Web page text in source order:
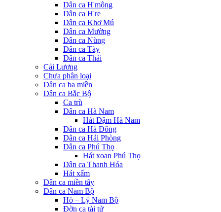
Dân ca H'mông
Dân ca H're
Dân ca Khơ Mú
Dân ca Mường
Dân ca Nùng
Dân ca Tày
Dân ca Thái
Cải Lương
Chưa phân loại
Dân ca ba miền
Dân ca Bắc Bộ
Ca trù
Dân ca Hà Nam
Hát Dậm Hà Nam
Dân ca Hà Đông
Dân ca Hải Phòng
Dân ca Phú Thọ
Hát xoan Phú Thọ
Dân ca Thanh Hóa
Hát xẩm
Dân ca miền tây
Dân ca Nam Bộ
Hò – Lý Nam Bộ
Đờn ca tài tử